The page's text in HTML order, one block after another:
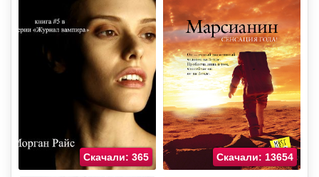
Скачали: 365 Скачали: 13654